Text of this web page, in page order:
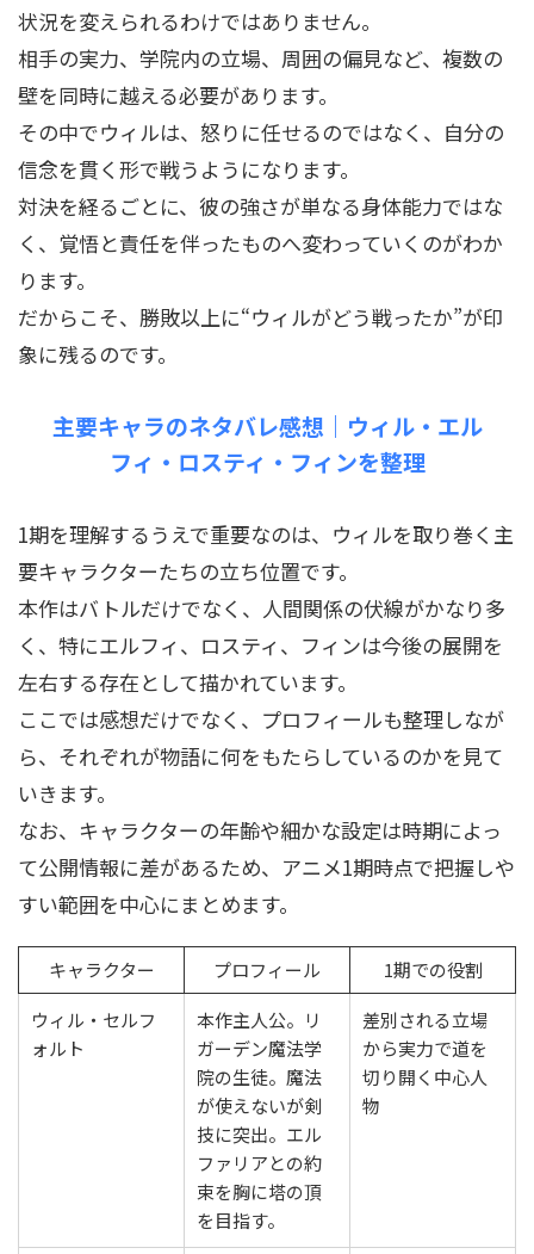
状況を変えられるわけではありません。
相手の実力、学院内の立場、周囲の偏見など、複数の
壁を同時に越える必要があります。
その中でウィルは、怒りに任せるのではなく、自分の
信念を貫く形で戦うようになります。
対決を経るごとに、彼の強さが単なる身体能力ではな
く、覚悟と責任を伴ったものへ変わっていくのがわか
ります。
だからこそ、勝敗以上に“ウィルがどう戦ったか”が印
象に残るのです。
主要キャラのネタバレ感想｜ウィル・エル
フィ・ロスティ・フィンを整理
1期を理解するうえで重要なのは、ウィルを取り巻く主
要キャラクターたちの立ち位置です。
本作はバトルだけでなく、人間関係の伏線がかなり多
く、特にエルフィ、ロスティ、フィンは今後の展開を
左右する存在として描かれています。
ここでは感想だけでなく、プロフィールも整理しなが
ら、それぞれが物語に何をもたらしているのかを見て
いきます。
なお、キャラクターの年齢や細かな設定は時期によっ
て公開情報に差があるため、アニメ1期時点で把握しや
すい範囲を中心にまとめます。
キャラクター プロフィール
1期での役割
ウィル・セルフ
ォルト
本作主人公。リ
ガーデン魔法学
院の生徒。魔法
が使えないが剣
技に突出。エル
ファリアとの約
束を胸に塔の頂
を目指す。
差別される立場
から実力で道を
切り開く中心人
物